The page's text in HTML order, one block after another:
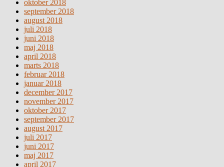
oktober 2018
september 2018
august 2018
juli 2018
juni 2018
maj 2018
april 2018
marts 2018
februar 2018
januar 2018
december 2017
november 2017
oktober 2017
september 2017
august 2017
juli 2017
juni 2017
maj 2017
april 2017